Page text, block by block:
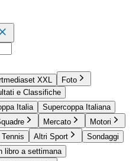
XXL
Foto
e Classifiche
Italia
Supercoppa Italiana
Mercato
Motori
Tennis Altri Sport
Sondaggi
libro a settimana